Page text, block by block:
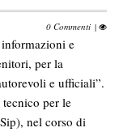
0 Commenti |
e
per la
e ufficiali”.
per le
nel corso di